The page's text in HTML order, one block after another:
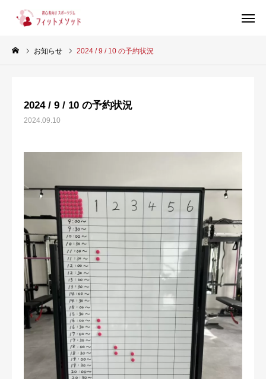
お知らせ 2024 / 9 / 10 の予約状況
2024 / 9 / 10 の予約状況
2024.09.10
当ジムについて
お客様の声
ブログ
店舗情報
お問い合わせ・ご予約
会則等